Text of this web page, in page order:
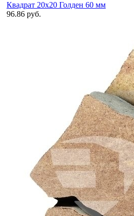
Квадрат 20х20 Голден 60 мм
96.86 руб.